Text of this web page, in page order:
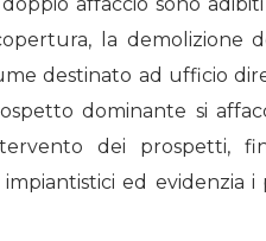
la demolizione
destinato ad ufficio
dominante si
dei prospetti,
ed